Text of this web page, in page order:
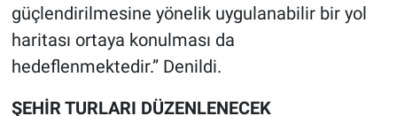
güçlendirilmesine yönelik uygulanabilir bir yol
haritası ortaya konulması da
hedeflenmektedir.” Denildi.
ŞEHİR TURLARI DÜZENLENECEK